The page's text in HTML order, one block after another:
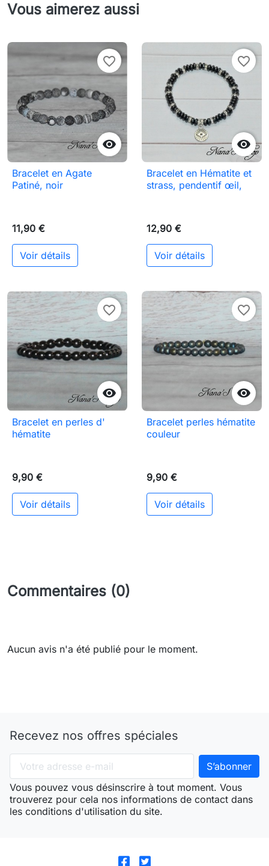
Vous aimerez aussi

favorite_border
Bracelet en Agate
Patiné, noir
11,90 €
Voir détails

favorite_border
Bracelet en Hématite et
strass, pendentif œil,
12,90 €
Voir détails

favorite_border
Bracelet en perles d'
hématite
9,90 €
Voir détails

favorite_border
Bracelet perles hématite
couleur
9,90 €
Voir détails
Commentaires (0)
Aucun avis n'a été publié pour le moment.
Recevez nos offres spéciales
Vous pouvez vous désinscrire à tout moment. Vous
trouverez pour cela nos informations de contact dans
les conditions d'utilisation du site.